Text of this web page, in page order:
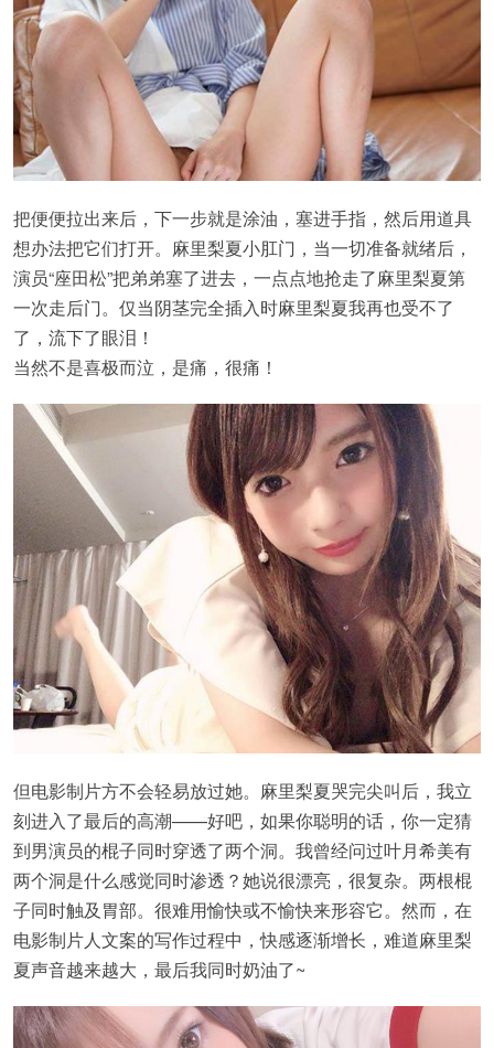
把便便拉出来后，下一步就是涂油，塞进手指，然后用道具
想办法把它们打开。麻里梨夏小肛门，当一切准备就绪后，
演员“座田松”把弟弟塞了进去，一点点地抢走了麻里梨夏第
一次走后门。仅当阴茎完全插入时麻里梨夏我再也受不了
了，流下了眼泪！
当然不是喜极而泣，是痛，很痛！
但电影制片方不会轻易放过她。麻里梨夏哭完尖叫后，我立
刻进入了最后的高潮——好吧，如果你聪明的话，你一定猜
到男演员的棍子同时穿透了两个洞。我曾经问过叶月希美有
两个洞是什么感觉同时渗透？她说很漂亮，很复杂。两根棍
子同时触及胃部。很难用愉快或不愉快来形容它。然而，在
电影制片人文案的写作过程中，快感逐渐增长，难道麻里梨
夏声音越来越大，最后我同时奶油了~